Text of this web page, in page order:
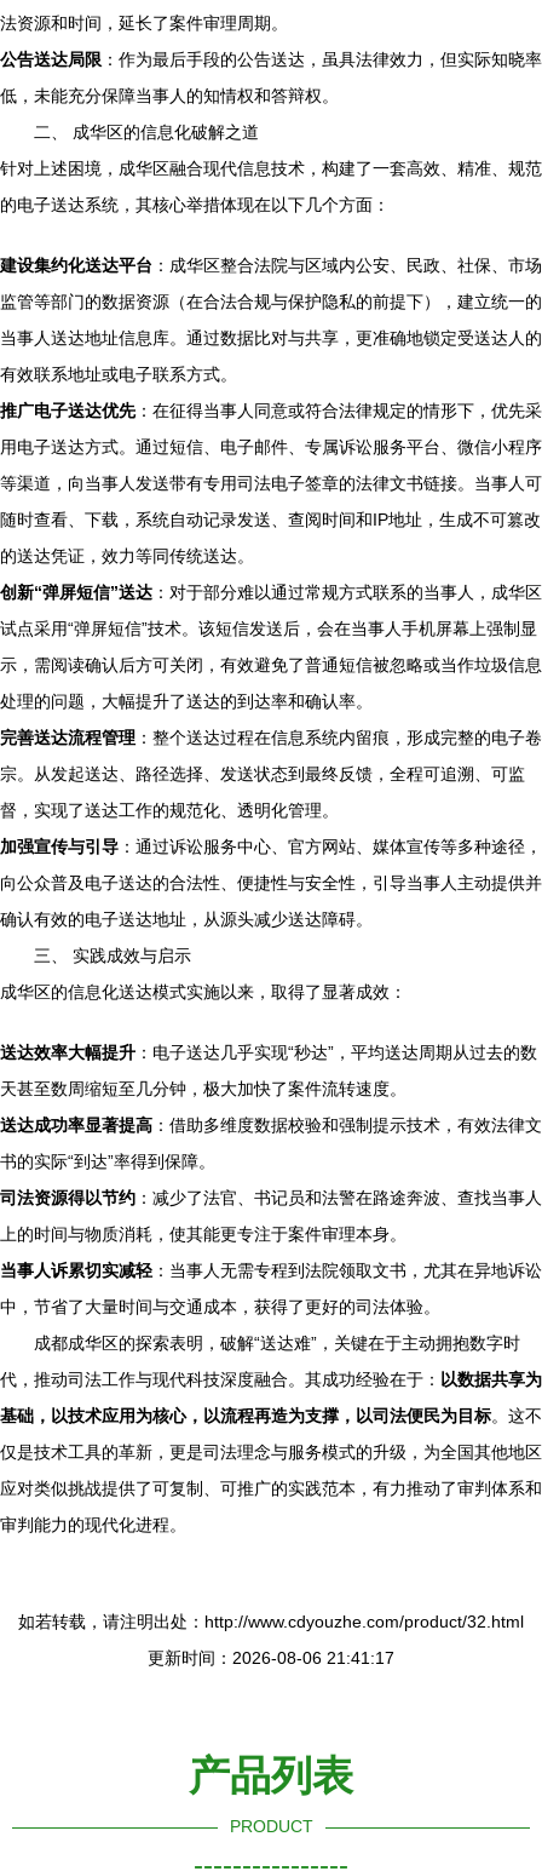
法资源和时间，延长了案件审理周期。
公告送达局限 ：作为最后手段的公告送达，虽具法律效力，但实际知晓率
低，未能充分保障当事人的知情权和答辩权。
二、 成华区的信息化破解之道
针对上述困境，成华区融合现代信息技术，构建了一套高效、精准、规范
的电子送达系统，其核心举措体现在以下几个方面：
建设集约化送达平台 ：成华区整合法院与区域内公安、民政、社保、市场
监管等部门的数据资源（在合法合规与保护隐私的前提下），建立统一的
当事人送达地址信息库。通过数据比对与共享，更准确地锁定受送达人的
有效联系地址或电子联系方式。
推广电子送达优先：在征得当事人同意或符合法律规定的情形下，优先采
用电子送达方式。通过短信、电子邮件、专属诉讼服务平台、微信小程序
等渠道，向当事人发送带有专用司法电子签章的法律文书链接。当事人可
随时查看、下载，系统自动记录发送、查阅时间和IP地址，生成不可篡改
的送达凭证，效力等同传统送达。
创新“弹屏短信”送达 ：对于部分难以通过常规方式联系的当事人，成华区
试点采用“弹屏短信”技术。该短信发送后，会在当事人手机屏幕上强制显
示，需阅读确认后方可关闭，有效避免了普通短信被忽略或当作垃圾信息
处理的问题，大幅提升了送达的到达率和确认率。
完善送达流程管理 ：整个送达过程在信息系统内留痕，形成完整的电子卷
宗。从发起送达、路径选择、发送状态到最终反馈，全程可追溯、可监
督，实现了送达工作的规范化、透明化管理。
加强宣传与引导 ：通过诉讼服务中心、官方网站、媒体宣传等多种途径，
向公众普及电子送达的合法性、便捷性与安全性，引导当事人主动提供并
确认有效的电子送达地址，从源头减少送达障碍。
三、 实践成效与启示
成华区的信息化送达模式实施以来，取得了显著成效：
送达效率大幅提升 ：电子送达几乎实现“秒达”，平均送达周期从过去的数
天甚至数周缩短至几分钟，极大加快了案件流转速度。
送达成功率显著提高 ：借助多维度数据校验和强制提示技术，有效法律文
书的实际“到达”率得到保障。
司法资源得以节约 ：减少了法官、书记员和法警在路途奔波、查找当事人
上的时间与物质消耗，使其能更专注于案件审理本身。
当事人诉累切实减轻 ：当事人无需专程到法院领取文书，尤其在异地诉讼
中，节省了大量时间与交通成本，获得了更好的司法体验。
成都成华区的探索表明，破解“送达难”，关键在于主动拥抱数字时
代，推动司法工作与现代科技深度融合。其成功经验在于： 以数据共享为
基础，以技术应用为核心，以流程再造为支撑，以司法便民为目标。这不
仅是技术工具的革新，更是司法理念与服务模式的升级，为全国其他地区
应对类似挑战提供了可复制、可推广的实践范本，有力推动了审判体系和
审判能力的现代化进程。
如若转载，请注明出处：http://www.cdyouzhe.com/product/32.html
更新时间：2026-08-06 21:41:17
产品列表
PRODUCT
----------------